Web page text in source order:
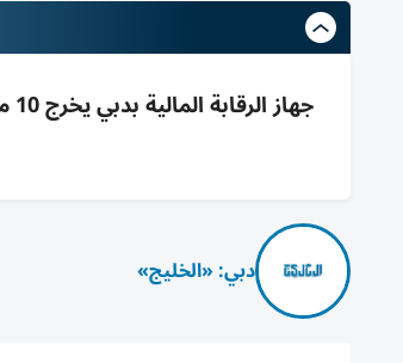
دبي: «الخليج»